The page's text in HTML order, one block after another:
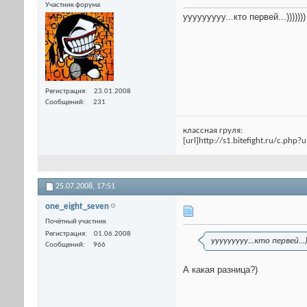
Участник форума
Регистрация
23.01.2008
Сообщений
231
ууууууууу...кто первей...)))))))
классная груля:
[url]http://s1.bitefight.ru/
25.07.2008, 17:51
one_eight_seven
Почётный участник
Регистрация
01.06.2008
Сообщений
966 ууууууууу...кто
А какая разница?)